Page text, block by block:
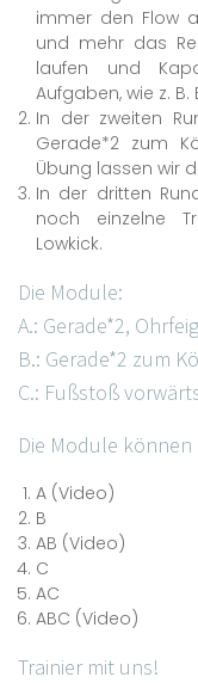
immer den Flow
und mehr das
laufen und
Aufgaben, wie z.
In der zweiten
Gerade*2 zum
Übung lassen wir
In der dritten
noch einzelne
Lowkick.
Die Module:
A.: Gerade*2,
B.: Gerade*2 zum
C.: Fußstoß
Die Module
A (Video)
B
AB (Video)
C
AC
ABC (Video)
Trainier mit uns!